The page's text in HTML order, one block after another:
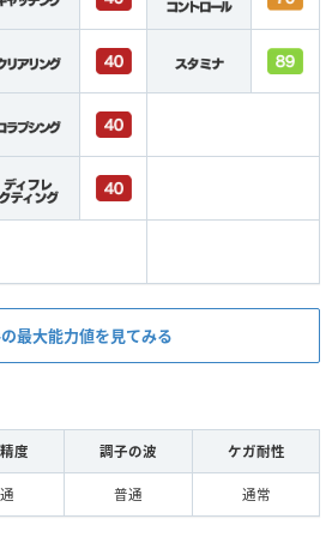
最大能力値を見てみる
度 調子の波 ケガ耐性
普通 通常